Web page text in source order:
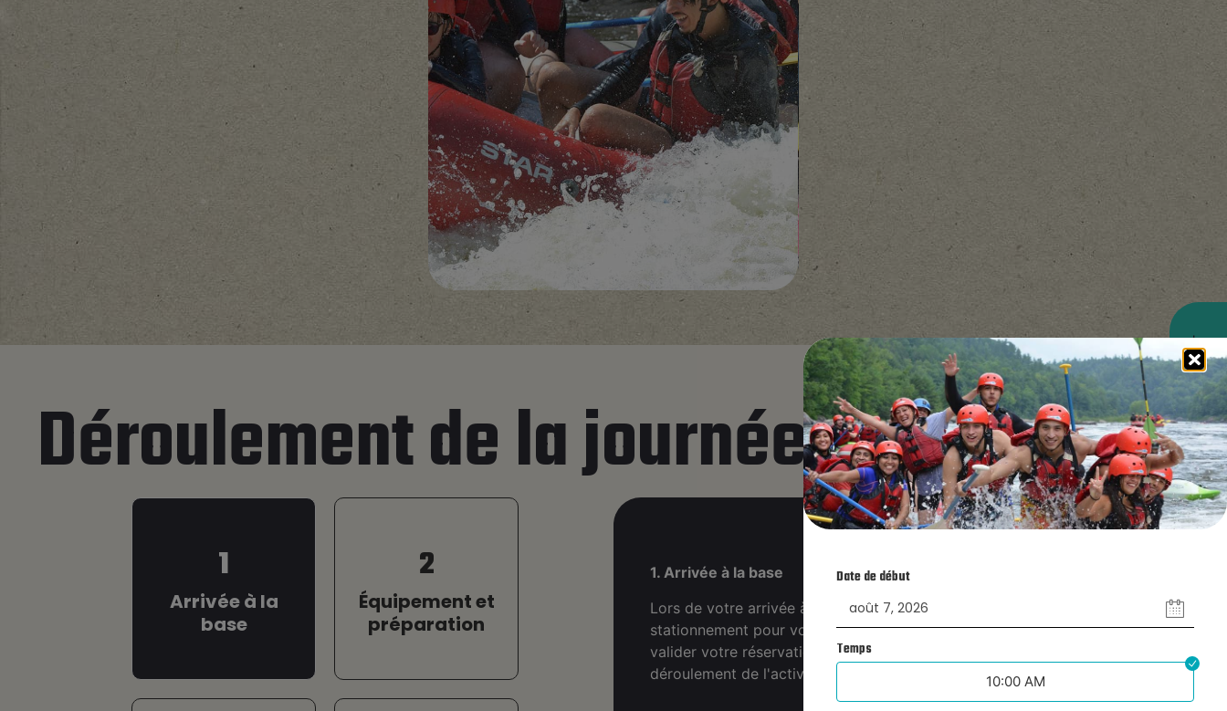
RÉSERVER MAINTENANT
Déroulement de la journée
1
Arrivée à la
base
2
Équipement et
préparation
1. Arrivée à la base
Lors de votre arrivée à la base, notre équipe vous guide à même le
stationnement pour vous diriger vers le comptoir d'accueil pour y
valider votre réservation et vous donner les premières consignes sur le
déroulement de l'activité.
Date de début
Temps
10:00 AM